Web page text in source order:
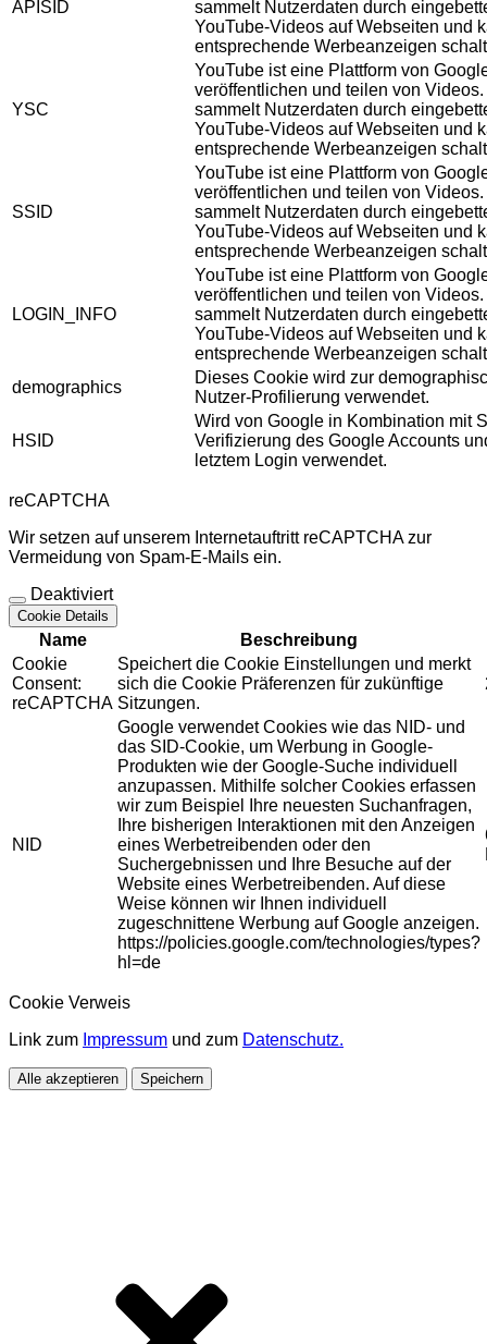
APISID
sammelt Nutzerdaten durch
YouTube-Videos auf Webseiten und
entsprechende Werbeanzeigen
YSC
YouTube ist eine Plattform von
veröffentlichen und teilen von
sammelt Nutzerdaten durch
YouTube-Videos auf Webseiten und
entsprechende Werbeanzeigen
SSID
YouTube ist eine Plattform von
veröffentlichen und teilen von
sammelt Nutzerdaten durch
YouTube-Videos auf Webseiten und
entsprechende Werbeanzeigen
LOGIN_INFO
YouTube ist eine Plattform von
veröffentlichen und teilen von
sammelt Nutzerdaten durch
YouTube-Videos auf Webseiten und
entsprechende Werbeanzeigen
demographics
Dieses Cookie wird zur
Nutzer-Profilierung verwendet.
HSID
Wird von Google in Kombination mit
Verifizierung des Google Accounts
letztem Login verwendet.
reCAPTCHA
Wir setzen auf unserem Internetauftritt reCAPTCHA zur
Vermeidung von Spam-E-Mails ein.
Deaktiviert
Cookie Details
Name
Beschreibung
Cookie
Consent:
reCAPTCHA
Speichert die Cookie Einstellungen und merkt
sich die Cookie Präferenzen für zukünftige
Sitzungen.
NID
Google verwendet Cookies wie das NID- und
das SID-Cookie, um Werbung in Google-
Produkten wie der Google-Suche individuell
anzupassen. Mithilfe solcher Cookies erfassen
wir zum Beispiel Ihre neuesten Suchanfragen,
Ihre bisherigen Interaktionen mit den Anzeigen
eines Werbetreibenden oder den
Suchergebnissen und Ihre Besuche auf der
Website eines Werbetreibenden. Auf diese
Weise können wir Ihnen individuell
zugeschnittene Werbung auf Google anzeigen.
https://policies.google.com/technologies/types?
hl=de
Cookie Verweis
Link zum Impressum und zum Datenschutz.
Alle akzeptieren Speichern